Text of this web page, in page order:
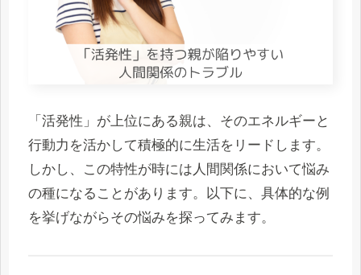
「活発性」が上位にある親は、そのエネルギーと
行動力を活かして積極的に生活をリードします。
しかし、この特性が時には人間関係において悩み
の種になることがあります。以下に、具体的な例
を挙げながらその悩みを探ってみます。